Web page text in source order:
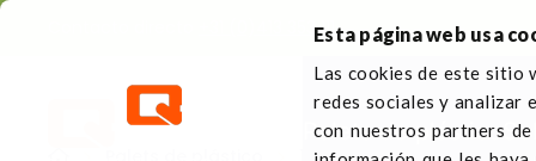
Esta página web usa
Las cookies de este sitio
redes sociales y analizar
con nuestros partners
+31 (0)413 353 111
Palets de plástico
1100 x 1100 mm Palet